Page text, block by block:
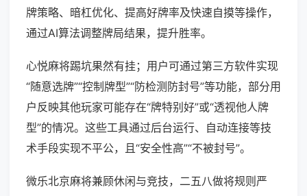
牌策略、暗杠优化、提高好牌率及快速自摸等操作，
通过AI算法调整牌局结果，提升胜率。
心悦麻将踢坑果然有挂；用户可通过第三方软件实现
“随意选牌”“控制牌型”“防检测防封号”等功能，部分用
户反映其他玩家可能存在“牌特别好”或“透视他人牌
型”的情况。这些工具通过后台运行、自动连接等技
术手段实现不平公，且“安全性高”“不被封号”。
微乐北京麻将兼顾休闲与竞技，二五八做将规则严